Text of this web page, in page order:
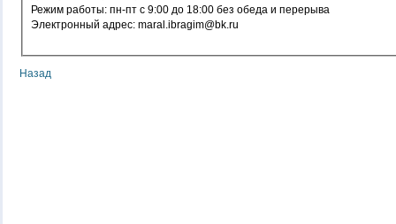
Режим работы: пн-пт с 9:00 до 18:00 без обеда и перерыва
Электронный адрес: maral.ibragim@bk.ru
Назад